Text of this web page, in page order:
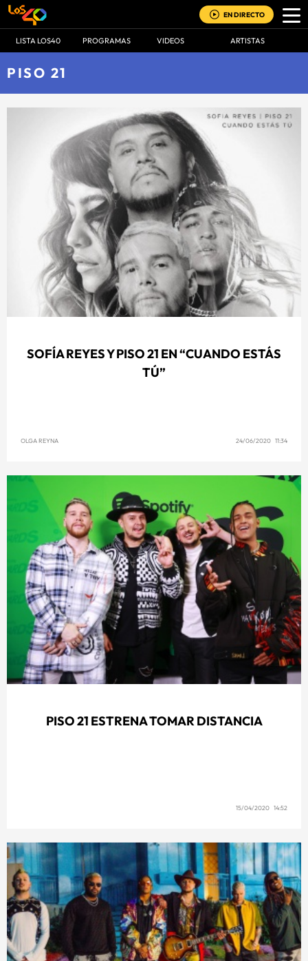
EN DIRECTO
LISTA LOS40 PROGRAMAS VIDEOS ARTISTAS
PISO 21
SOFÍA REYES Y PISO 21 EN “CUANDO ESTÁS
TÚ”
OLGA REYNA 24/06/2020 11:34
PISO 21 ESTRENA TOMAR DISTANCIA
15/04/2020 14:52